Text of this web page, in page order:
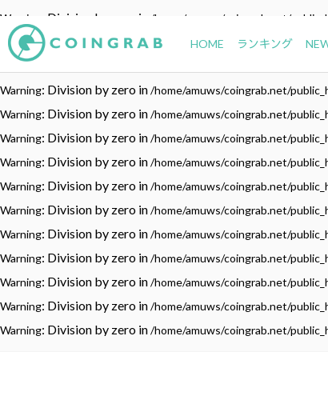
Warning : Division by zero in /home/amuws/coingrab.net/
Warning: Division by zero in /home/amuws/coingrab.net/
Warning
Warning: Division by zero in/home/amuws/coingrab.net/
Warning: Division by zero in/home/amuws/coingrab.net/
Warning: Division by zero in/home/amuws/coingrab.net/
Warning: Division by zero in/home/amuws/coingrab.net/
Warning: Division by zero in/home/amuws/coingrab.net/
Warning: Division by zero in/home/amuws/coingrab.net/
Warning: Division by zero in/home/amuws/coingrab.net/
Warning: Division by zero in/home/amuws/coingrab.net/
Warning: Division by zero in/home/amuws/coingrab.net/
Warning: Division by zero in/home/amuws/coingrab.net/
Warning: Division by zero in/home/amuws/coingrab.net/
HOME ランキング